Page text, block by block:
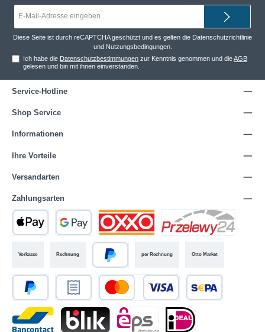
Diese Seite ist durch reCAPTCHA geschützt und es gelten die Datenschutzrichtlinie
und Nutzungsbedingungen.
Ich habe die Datenschutzbestimmungen zur Kenntnis genommen und dieAGB
gelesen und bin mit ihnen einverstanden.
Service-Hotline
Shop Service
Informationen
Ihre Vorteile
Versandarten
Zahlungsarten
per Rechnung Otto Market
Vorkasse Rechnung